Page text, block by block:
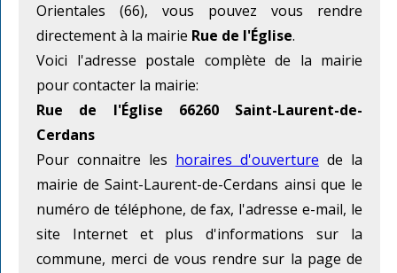
Orientales (66), vous pouvez vous rendre
directement à la mairie Rue de l'Église.
Voici l'adresse postale complète de la mairie
pour contacter la mairie:
Rue de l'Église 66260 Saint-Laurent-de-
Cerdans
Pour connaitre les horaires d'ouverture de la
mairie de Saint-Laurent-de-Cerdans ainsi que le
numéro de téléphone, de fax, l'adresse e-mail, le
site Internet et plus d'informations sur la
commune, merci de vous rendre sur la page de